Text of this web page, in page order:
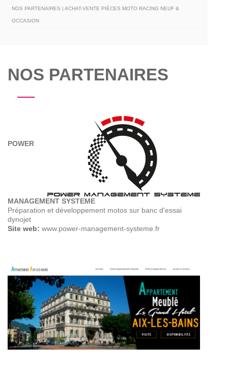
NOS PARTENAIRES | ACHAT-VENTE PIÈCES MOTO RACING NEUF &
OCCASION
NOS PARTENAIRES
POWER
MANAGEMENT SYSTEME
Préparation et développement motos sur banc d'essai
dynojet
Site web: www.power-management-systeme.fr